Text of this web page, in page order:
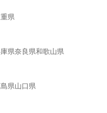
県
県奈良県和歌山県
県山口県